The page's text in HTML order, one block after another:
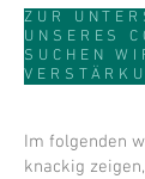
ZUR
UNSERES
SUCHEN
Im folgenden
knackig